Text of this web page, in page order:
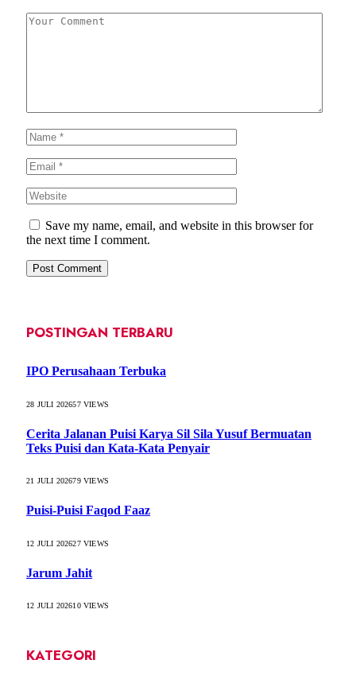
Save my name, email, and website in this browser for
the next time I comment.
POSTINGAN TERBARU
IPO Perusahaan Terbuka
28 JULI 202657VIEWS
Cerita Jalanan Puisi Karya Sil Sila Yusuf Bermuatan
Teks Puisi dan Kata-Kata Penyair
21 JULI 202679VIEWS
Puisi-Puisi Faqod Faaz
12 JULI 202627VIEWS
Jarum Jahit
12 JULI 202610VIEWS
KATEGORI